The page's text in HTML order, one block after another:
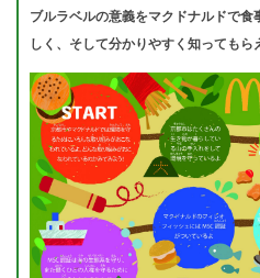
ブルラベルの意義をマクドナルドで
しく、そして分かりやすく知ってもら